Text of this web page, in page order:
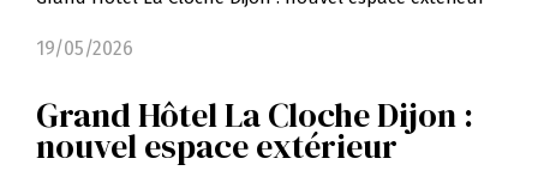
19/05/2026
Grand Hôtel La Cloche Dijon :
nouvel espace extérieur